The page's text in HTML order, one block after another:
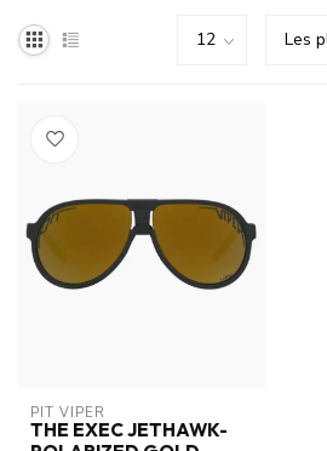
PIT VIPER
THE EXEC JETHAWK-